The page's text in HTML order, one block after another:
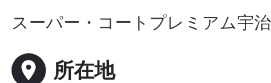
スーパー・コートプレミアム宇治
place 所在地